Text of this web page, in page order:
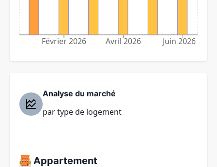
Février 2026 Avril 2026 Juin 2026
Analyse du marché
par type de logement
Appartement